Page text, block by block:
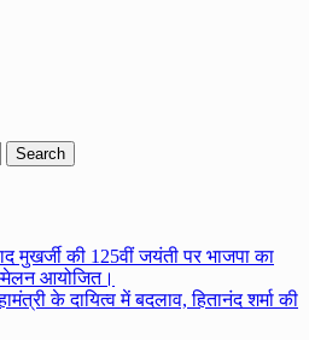
मुखर्जी की 125वीं जयंती पर भाजपा का
आयोजित।
के दायित्व में बदलाव, हितानंद शर्मा की